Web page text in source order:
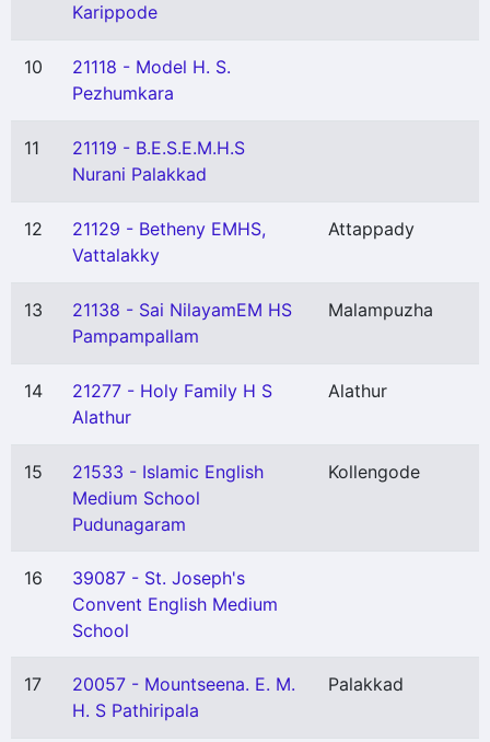
Karippode
10
21118 - Model H. S.
Pezhumkara
11
21119 - B.E.S.E.M.H.S
Nurani Palakkad
12
21129 - Betheny EMHS,
Vattalakky
Attappady
13
21138 - Sai NilayamEM HS
Pampampallam
Malampuzha
14
21277 - Holy Family H S
Alathur
Alathur
15
21533 - Islamic English
Medium School
Pudunagaram
Kollengode
16
39087 - St. Joseph's
Convent English Medium
School
17
20057 - Mountseena. E. M.
H. S Pathiripala
Palakkad